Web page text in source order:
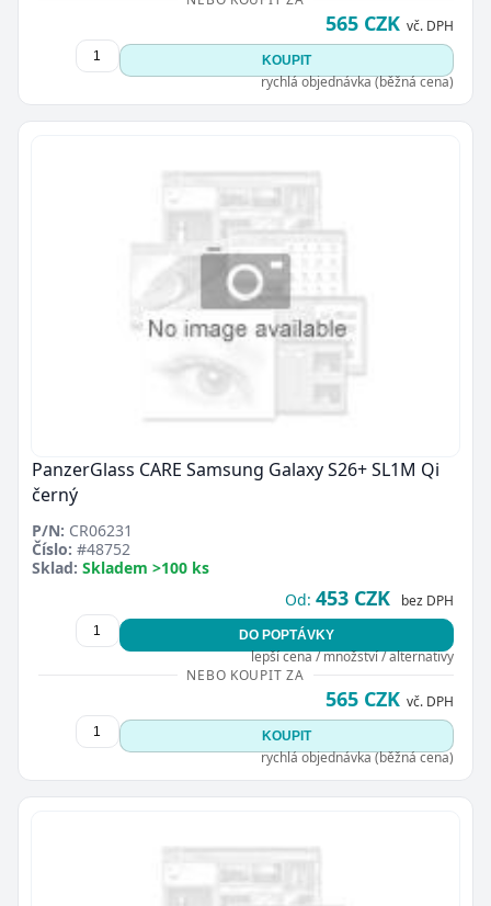
565 CZK vč. DPH
KOUPIT
rychlá objednávka (běžná cena)
PanzerGlass CARE Samsung Galaxy S26+ SL1M Qi
černý
P/N: CR06231
Číslo: #48752
Sklad: Skladem >100 ks
Od: 453 CZK bez DPH
DO POPTÁVKY
lepší cena / množství / alternativy
NEBO KOUPIT ZA
565 CZK vč. DPH
KOUPIT
rychlá objednávka (běžná cena)